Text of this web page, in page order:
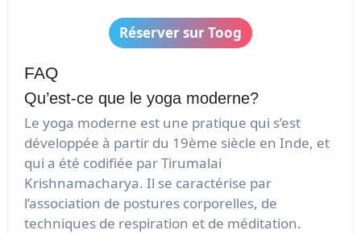
Réserver sur Toog
FAQ
Qu’est-ce que le yoga moderne?
Le yoga moderne est une pratique qui s’est
développée à partir du 19ème siècle en Inde, et
qui a été codifiée par Tirumalai
Krishnamacharya. Il se caractérise par
l’association de postures corporelles, de
techniques de respiration et de méditation.